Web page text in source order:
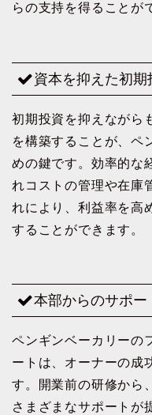
らの支持を得ることが
資本を抑えた初
初期投資を抑えながら
を構築することが、ペ
めの鍵です。効率的な
れコストの管理や在庫
れにより、利益率を高
することができます。
本部からのサポ
ペンギンベーカリーの
ートは、オーナーの成
す。開業前の研修から
さまざまなサポートが